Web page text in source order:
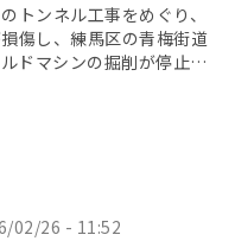
トンネル工事をめぐり、
傷し、練馬区の青梅街道
ドマシンの掘削が停止し
議会議員らが２３ […]
02/26 - 11:52